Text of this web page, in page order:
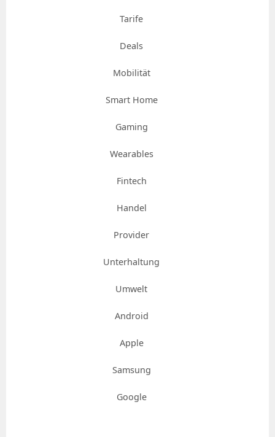
Tarife
Deals
Mobilität
Smart Home
Gaming
Wearables
Fintech
Handel
Provider
Unterhaltung
Umwelt
Android
Apple
Samsung
Google